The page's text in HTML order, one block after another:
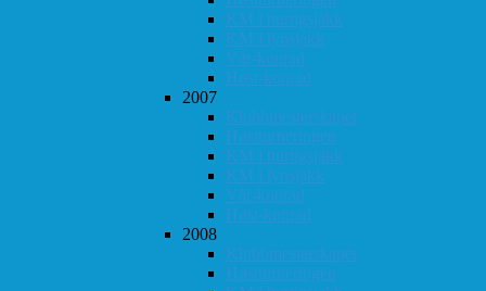
KM i hurtigsjakk
KM i lynsjakk
Vår-konrad
Høst-konrad
2007
Klubbmesterskapet
Høstturneringen
KM i hurtigsjakk
KM i lynsjakk
Vår-konrad
Høst-konrad
2008
Klubbmesterskapet
Høstturneringen